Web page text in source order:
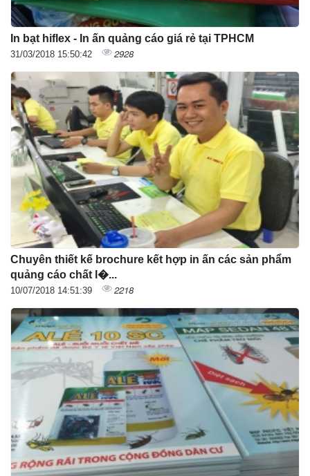
In bạt hiflex - In ấn quảng cáo giá rẻ tại TPHCM
31/03/2018 15:50:42 2928
Chuyên thiết kế brochure kết hợp in ấn các sản phẩm
quảng cáo chất l�...
10/07/2018 14:51:39 2218